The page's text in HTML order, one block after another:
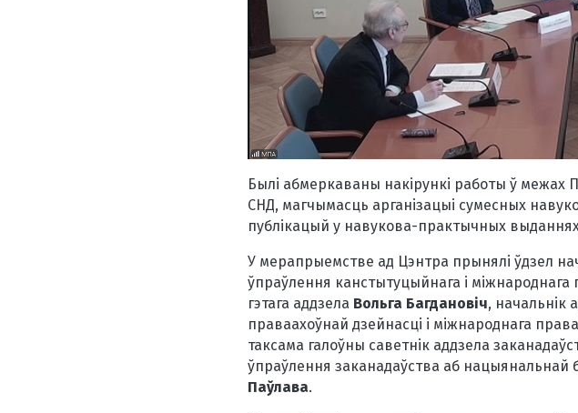
Былі абмеркаваны накірункі работы ў межах
СНД, магчымасць арганізацыі сумесных
публікацый у навукова-практычных выданнях
У мерапрыемстве ад Цэнтра прынялі ўдзел
ўпраўлення канстытуцыйнага і міжнароднага
гэтага аддзела Вольга Багдановіч, начальнік
праваахоўнай дзейнасці і міжнароднага
таксама галоўны саветнік аддзела
ўпраўлення заканадаўства аб нацыянальнай
Паўлава.